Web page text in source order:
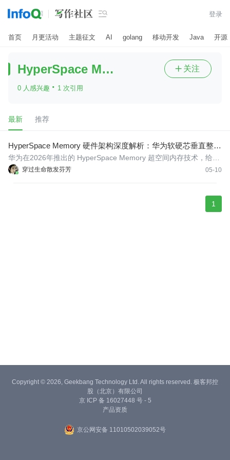
 登录
首页 月更活动 主题征文 AI golang 移动开发 Java 开源
HyperSpace Memory
0 人感兴趣 · 1 次引用
 关注
最新 推荐
HyperSpace Memory 硬件架构深度解析：华为软硬芯垂直整合
的内存革命
穿过生命散发芬芳 05-10
华为在2026年推出的 HyperSpace Memory 超空间内存技术，给出
了一条截然不同的解题思路——通过软硬件深度协同，让16GB物理
1
Copyright © 2026, Geekbang Technology Ltd. All rights reserved. 极客邦控
股（北京）有限公司
京 ICP 备 16027448 号 - 5
产品资质
京公网安备 11010502039052号